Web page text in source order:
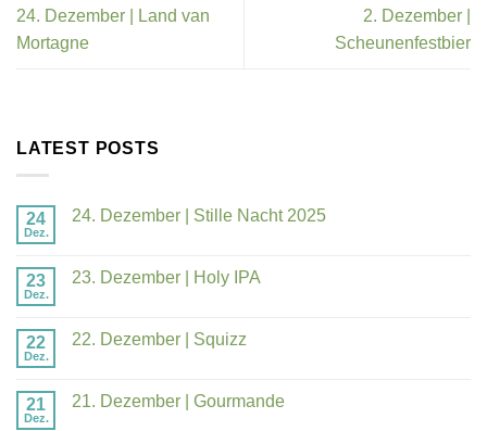
24. Dezember | Land van
Mortagne
2. Dezember |
Scheunenfestbier
LATEST POSTS
24
Dez.
24. Dezember | Stille Nacht 2025
23
Dez.
23. Dezember | Holy IPA
22
Dez.
22. Dezember | Squizz
21
Dez.
21. Dezember | Gourmande